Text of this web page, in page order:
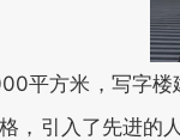
米，写字楼建
引入了先进的人